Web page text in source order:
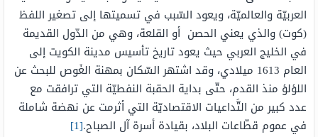
العربيّة والعالميّة، ويعود السّبب في تسميتها إلى تصغير اللفظ
(كوت) والذي يعني الحصن أو القلعة، وهي من الدّول القديمة
في الخليج العربي حيث يعود تاريخ تأسيس مدينة الكويت إلى
العام 1613 ميلادي، وقد اشتهر السّكان بمهنة الغَوص للبحث عن
اللؤلؤ منذ القدم، حتّى بداية الحقبة النفطيّة التي ترافقت مع
عدد كبير من التَّداعيات الاقتصاديّة التي أثرمت عن نهضة شاملة
في عموم قطّاعات البلاد، بقيادة أسرة آل الصباح.[1]